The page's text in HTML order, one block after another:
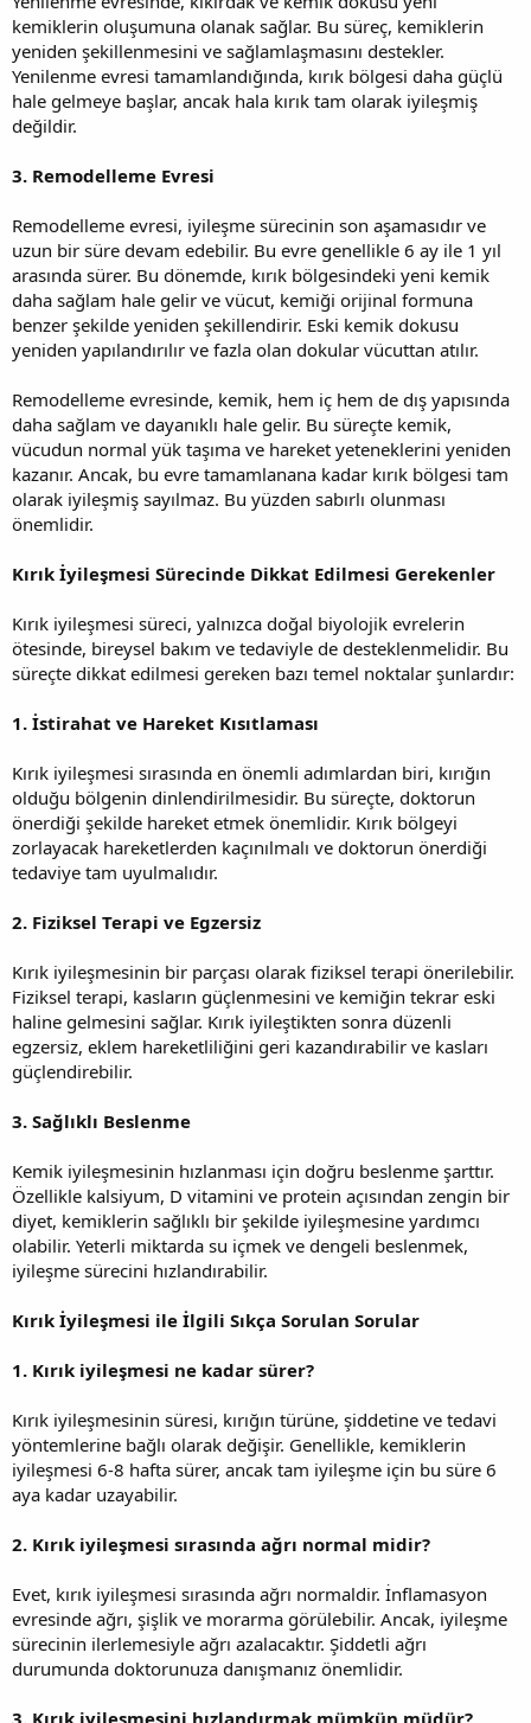
kemiklerin oluşumuna olanak sağlar. Bu süreç, kemiklerin
yeniden şekillenmesini ve sağlamlaşmasını destekler.
Yenilenme evresi tamamlandığında, kırık bölgesi daha güçlü
hale gelmeye başlar, ancak hala kırık tam olarak iyileşmiş
değildir.
3. Remodelleme Evresi
Remodelleme evresi, iyileşme sürecinin son aşamasıdır ve
uzun bir süre devam edebilir. Bu evre genellikle 6 ay ile 1 yıl
arasında sürer. Bu dönemde, kırık bölgesindeki yeni kemik
daha sağlam hale gelir ve vücut, kemiği orijinal formuna
benzer şekilde yeniden şekillendirir. Eski kemik dokusu
yeniden yapılandırılır ve fazla olan dokular vücuttan atılır.
Remodelleme evresinde, kemik, hem iç hem de dış yapısında
daha sağlam ve dayanıklı hale gelir. Bu süreçte kemik,
vücudun normal yük taşıma ve hareket yeteneklerini yeniden
kazanır. Ancak, bu evre tamamlanana kadar kırık bölgesi tam
olarak iyileşmiş sayılmaz. Bu yüzden sabırlı olunması
önemlidir.
Kırık İyileşmesi Sürecinde Dikkat Edilmesi Gerekenler
Kırık iyileşmesi süreci, yalnızca doğal biyolojik evrelerin
ötesinde, bireysel bakım ve tedaviyle de desteklenmelidir. Bu
süreçte dikkat edilmesi gereken bazı temel noktalar şunlardır:
1. İstirahat ve Hareket Kısıtlaması
Kırık iyileşmesi sırasında en önemli adımlardan biri, kırığın
olduğu bölgenin dinlendirilmesidir. Bu süreçte, doktorun
önerdiği şekilde hareket etmek önemlidir. Kırık bölgeyi
zorlayacak hareketlerden kaçınılmalı ve doktorun önerdiği
tedaviye tam uyulmalıdır.
2. Fiziksel Terapi ve Egzersiz
Kırık iyileşmesinin bir parçası olarak fiziksel terapi önerilebilir.
Fiziksel terapi, kasların güçlenmesini ve kemiğin tekrar eski
haline gelmesini sağlar. Kırık iyileştikten sonra düzenli
egzersiz, eklem hareketliliğini geri kazandırabilir ve kasları
güçlendirebilir.
3. Sağlıklı Beslenme
Kemik iyileşmesinin hızlanması için doğru beslenme şarttır.
Özellikle kalsiyum, D vitamini ve protein açısından zengin bir
diyet, kemiklerin sağlıklı bir şekilde iyileşmesine yardımcı
olabilir. Yeterli miktarda su içmek ve dengeli beslenmek,
iyileşme sürecini hızlandırabilir.
Kırık İyileşmesi ile İlgili Sıkça Sorulan Sorular
1. Kırık iyileşmesi ne kadar sürer?
Kırık iyileşmesinin süresi, kırığın türüne, şiddetine ve tedavi
yöntemlerine bağlı olarak değişir. Genellikle, kemiklerin
iyileşmesi 6-8 hafta sürer, ancak tam iyileşme için bu süre 6
aya kadar uzayabilir.
2. Kırık iyileşmesi sırasında ağrı normal midir?
Evet, kırık iyileşmesi sırasında ağrı normaldir. İnflamasyon
evresinde ağrı, şişlik ve morarma görülebilir. Ancak, iyileşme
sürecinin ilerlemesiyle ağrı azalacaktır. Şiddetli ağrı
durumunda doktorunuza danışmanız önemlidir.
3. Kırık iyileşmesini hızlandırmak mümkün müdür?